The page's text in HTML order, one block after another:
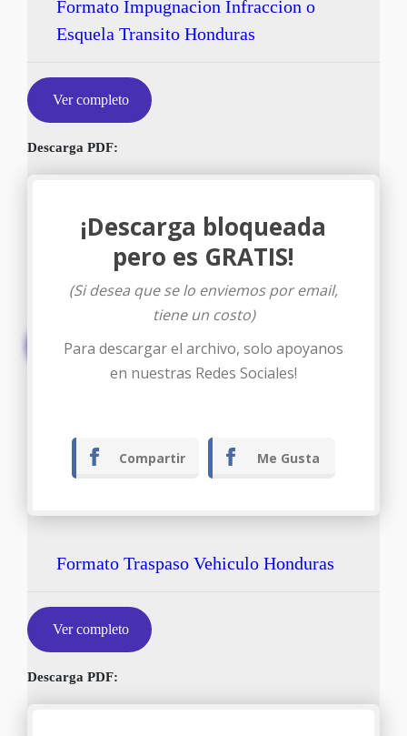
Formato Impugnacion Infraccion o
Esquela Transito Honduras
Ver completo
Descarga PDF:
Descargar
¡Descarga bloqueada
pero es GRATIS!
(Si desea que se lo enviemos por email,
tiene un costo)
Para descargar el archivo, solo apoyanos
en nuestras Redes Sociales!
Compartir Me Gusta
Formato Traspaso Vehiculo Honduras
Ver completo
Descarga PDF: